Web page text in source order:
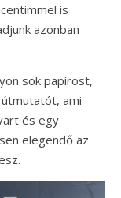
is
azonban
sok papírost,
ami
és egy
elegendő az